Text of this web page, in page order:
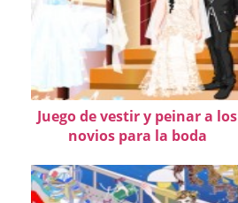
Juego de vestir y peinar a los
novios para la boda